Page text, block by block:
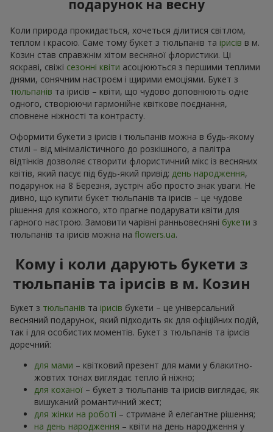
подарунок на весну
Коли природа прокидається, хочеться ділитися світлом,
теплом і красою. Саме тому букет з тюльпанів та ірисів в м.
Козин став справжнім хітом весняної флористики. Ці
яскраві, свіжі сезонні квіти асоціюються з першими теплими
днями, сонячним настроєм і щирими емоціями. Букет з
тюльпанів та ірисів – квіти, що чудово доповнюють одне
одного, створюючи гармонійне квіткове поєднання,
сповнене ніжності та контрасту.
Оформити букети з ірисів і тюльпанів можна в будь-якому
стилі – від мінімалістичного до розкішного, а палітра
відтінків дозволяє створити флористичний мікс із весняних
квітів, який пасує під будь-який привід: день народження,
подарунок на 8 Березня, зустріч або просто знак уваги. Не
дивно, що купити букет тюльпанів та ірисів – це чудове
рішення для кожного, хто прагне подарувати квіти для
гарного настрою. Замовити чарівні ранньовесняні букети з
тюльпанів та ірисів можна на flowers.ua.
Кому і коли дарують букети з
тюльпанів та ірисів в м. Козин
Букет з тюльпанів та ірисів букети – це універсальний
весняний подарунок, який підходить як для офіційних подій,
так і для особистих моментів. Букет з тюльпанів та ірисів
доречний:
для мами – квітковий презент для мами у блакитно-
жовтих тонах виглядає тепло й ніжно;
для коханої – букет з тюльпанів та ірисів виглядає, як
вишуканий романтичний жест;
для жінки на роботі – стримане й елегантне рішення;
на день народження – квіти на день народження у